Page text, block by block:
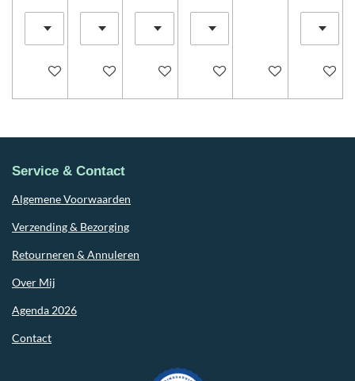
In winkelwagenIn winkelwagenIn winkelwagenIn winkelwagenIn winkelwagen
In
Service & Contact
Algemene Voorwaarden
Verzending & Bezorging
Retourneren & Annuleren
Over Mij
Agenda 2026
Contact